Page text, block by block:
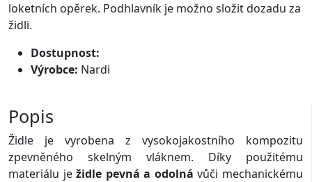
loketních opěrek. Podhlavník je možno složit dozadu za
židli.
Dostupnost:
Výrobce: Nardi
Popis
Židle je vyrobena z vysokojakostního kompozitu
zpevněného skelným vláknem. Díky použitému
materiálu ježidle pevná a odolná vůči mechanickému